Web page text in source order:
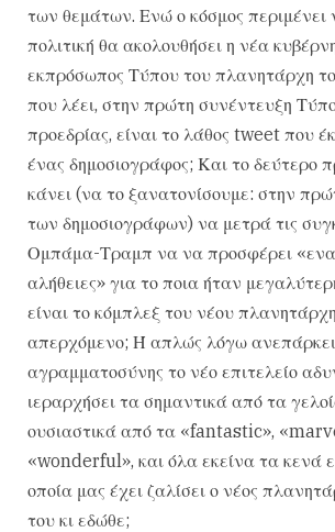
των θεμάτων. Ενώ ο κόσμος περιμένει
πολιτική θα ακολουθήσει η νέα
εκπρόσωπος Τύπου του πλανητάρχη
που λέει, στην πρώτη συνέντευξη
προεδρίας, είναι το λάθος tweet που
ένας δημοσιογράφος; Και το δεύτερο
κάνει (να το ξανατονίσουμε: στην
των δημοσιογράφων) να μετρά τις
Ομπάμα-Τραμπ να να προσφέρει
αλήθειες» για το ποια ήταν
είναι το κόμπλεξ του νέου
απερχόμενο; Ή απλώς λόγω
αγραμματοσύνης το νέο επιτελείο
ιεραρχήσει τα σημαντικά από τα
ουσιαστικά από τα «fantastic»,
«wonderful», και όλα εκείνα τα κενά
οποία μας έχει ζαλίσει ο νέος
του κι εδώθε;